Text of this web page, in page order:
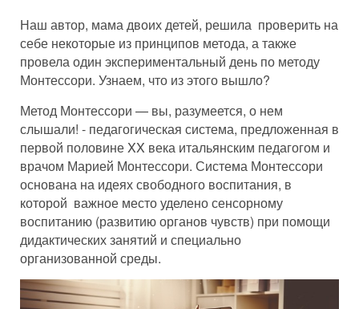
Наш автор, мама двоих детей, решила проверить на
себе некоторые из принципов метода, а также
провела один экспериментальный день по методу
Монтессори. Узнаем, что из этого вышло?
Метод Монтессори — вы, разумеется, о нем
слышали! - педагогическая система, предложенная в
первой половине XX века итальянским педагогом и
врачом Марией Монтессори. Система Монтессори
основана на идеях свободного воспитания, в
которой важное место уделено сенсорному
воспитанию (развитию органов чувств) при помощи
дидактических занятий и специально
организованной среды.